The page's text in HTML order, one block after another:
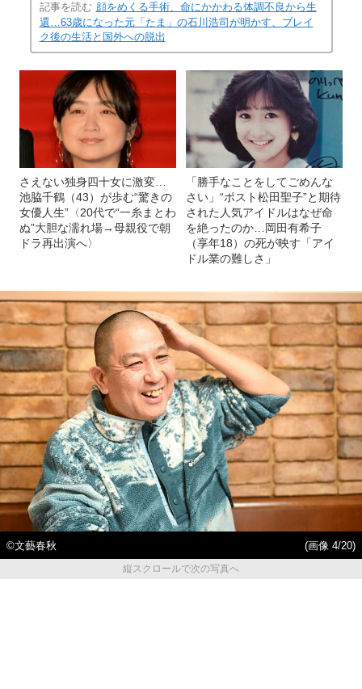
記事を読む 顔をめくる手術、命にかかわる体調不良から生
還…63歳になった元「たま」の石川浩司が明かす、ブレイ
ク後の生活と国外への脱出
さえない独身四十女に激変…
池脇千鶴（43）が歩む“驚きの
女優人生”〈20代で“一糸まとわ
ぬ”大胆な濡れ場→母親役で朝
ドラ再出演へ〉
「勝手なことをしてごめんな
さい」“ポスト松田聖子”と期待
された人気アイドルはなぜ命
を絶ったのか…岡田有希子
（享年18）の死が映す「アイ
ドル業の難しさ」
©︎文藝春秋
(画像 4/20)
縦スクロールで次の写真へ